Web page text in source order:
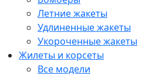
Летние жакеты
Удлиненные жакеты
Укороченные жакеты
Жилеты и корсеты
Все модели